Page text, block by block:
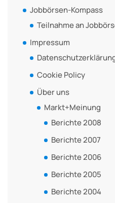
Jobbörsen-Kompass
Teilnahme an
Impressum
Cookie Policy
Über uns
Markt+Meinung
Berichte 2008
Berichte 2007
Berichte 2006
Berichte 2005
Berichte 2004